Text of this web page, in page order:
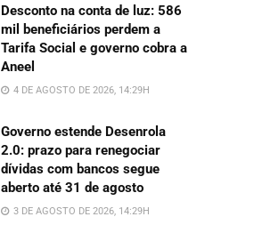
Desconto na conta de luz: 586
mil beneficiários perdem a
Tarifa Social e governo cobra a
Aneel
4 DE AGOSTO DE 2026, 14:29H
Governo estende Desenrola
2.0: prazo para renegociar
dívidas com bancos segue
aberto até 31 de agosto
3 DE AGOSTO DE 2026, 14:29H